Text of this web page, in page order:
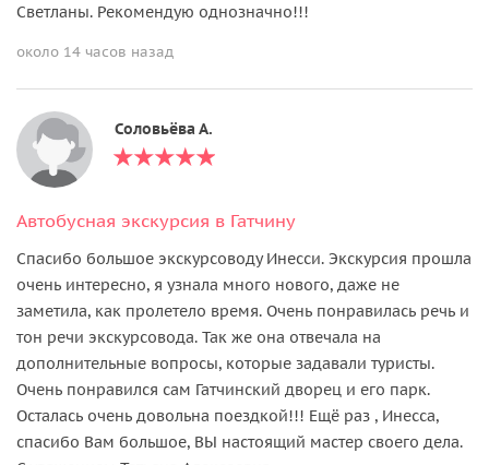
Светланы. Рекомендую однозначно!!!
около 14 часов назад
Соловьёва А.
Автобусная экскурсия в Гатчину
Спасибо большое экскурсоводу Инесси. Экскурсия прошла
очень интересно, я узнала много нового, даже не
заметила, как пролетело время. Очень понравилась речь и
тон речи экскурсовода. Так же она отвечала на
дополнительные вопросы, которые задавали туристы.
Очень понравился сам Гатчинский дворец и его парк.
Осталась очень довольна поездкой!!! Ещё раз , Инесса,
спасибо Вам большое, ВЫ настоящий мастер своего дела.